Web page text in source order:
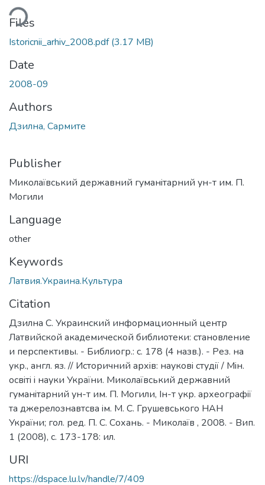
Files
Istoricnii_arhiv_2008.pdf(3.17 MB)
Date
2008-09
Authors
Дзилна, Сармите
Publisher
Миколаївський державний гуманiтарний ун-т им. П.
Могили
Language
other
Keywords
Латвия.Украина.Культура
Citation
Дзилна С. Украинский информационный центр
Латвийской академической библиотеки: становление
и перспективы. - Библиогр.: с. 178 (4 назв.). - Рез. на
укр., англ. яз. // Историчний архiв: науковi студiї / Мiн.
освiтi i науки України. Миколаївський державний
гуманiтарний ун-т им. П. Могили, Iн-т укр. археографiї
та джерелознавтсва iм. М. С. Грушевського НАН
України; гол. ред. П. С. Сохань. - Миколаїв , 2008. - Вип.
1 (2008), с. 173-178: ил.
URI
https://dspace.lu.lv/handle/7/409